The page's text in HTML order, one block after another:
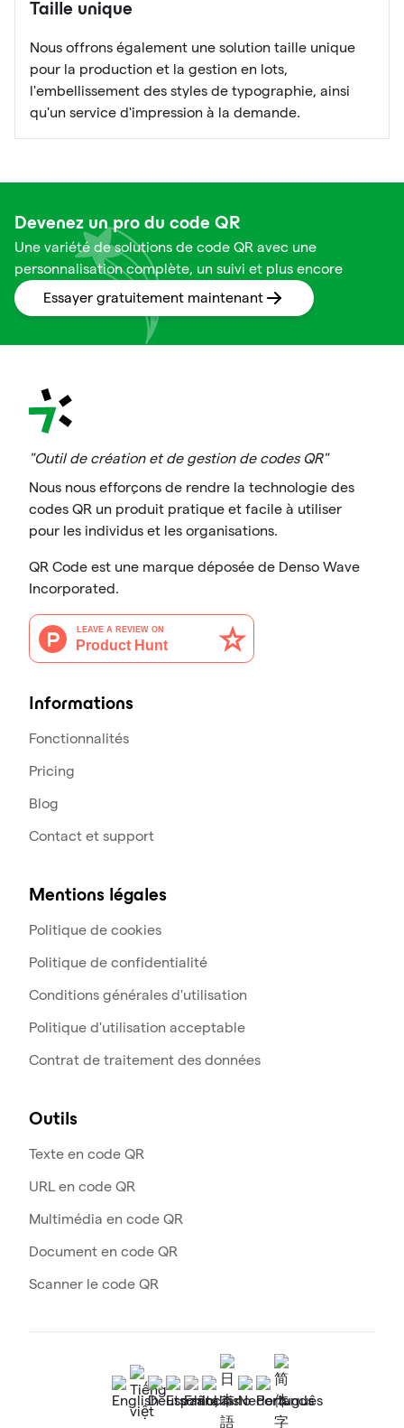
Taille unique
Nous offrons également une solution taille unique
pour la production et la gestion en lots,
l'embellissement des styles de typographie, ainsi
qu'un service d'impression à la demande.
Devenez un pro du code QR
Une variété de solutions de code QR avec une
personnalisation complète, un suivi et plus encore
Essayer gratuitement maintenant
"Outil de création et de gestion de codes QR"
Nous nous efforçons de rendre la technologie des
codes QR un produit pratique et facile à utiliser
pour les individus et les organisations.
QR Code est une marque déposée de Denso Wave
Incorporated.
Informations
Fonctionnalités
Pricing
Blog
Contact et support
Mentions légales
Politique de cookies
Politique de confidentialité
Conditions générales d'utilisation
Politique d'utilisation acceptable
Contrat de traitement des données
Outils
Texte en code QR
URL en code QR
Multimédia en code QR
Document en code QR
Scanner le code QR